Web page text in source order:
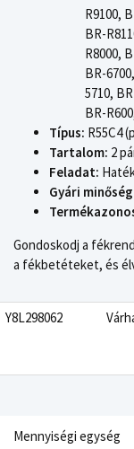
R9100,
BR-
R8000,
BR-
5710,
BR-
Típus: R55C4
Tartalom: 2
Feladat:
Gyári
Gondoskodj a
a fékbetéteket, és
Y8L298062
Mennyiségi egység